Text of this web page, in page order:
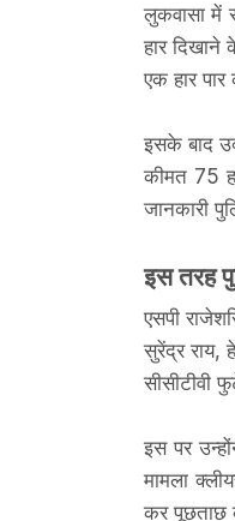
लुकवासा में
हार दिखाने
एक हार पार
इसके बाद
कीमत 75
जानकारी
इस तरह
एसपी
सुरेंद्र राय,
सीसीटीवी
इस पर
मामला
कर पूछताछ